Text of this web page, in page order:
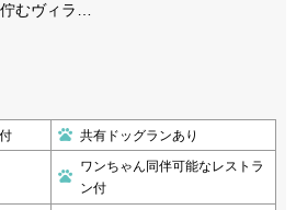
佇むヴィラ…
共有ドッグランあり
ワンちゃん同伴可能なレストラ
ン付